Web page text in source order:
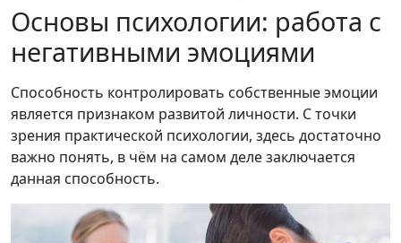
Основы психологии: работа с
негативными эмоциями
Способность контролировать собственные эмоции
является признаком развитой личности. С точки
зрения практической психологии, здесь достаточно
важно понять, в чём на самом деле заключается
данная способность.